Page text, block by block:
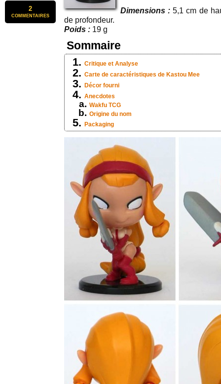
2
commentaires
Dimensions : 5,1 cm de
de profondeur.
Poids : 19 g
Sommaire
Critique et Analyse
Carte de caractéristiques de Kastou Mee
Décor fourni
Anecdotes
Wakfu TCG
Origine du nom
Packaging